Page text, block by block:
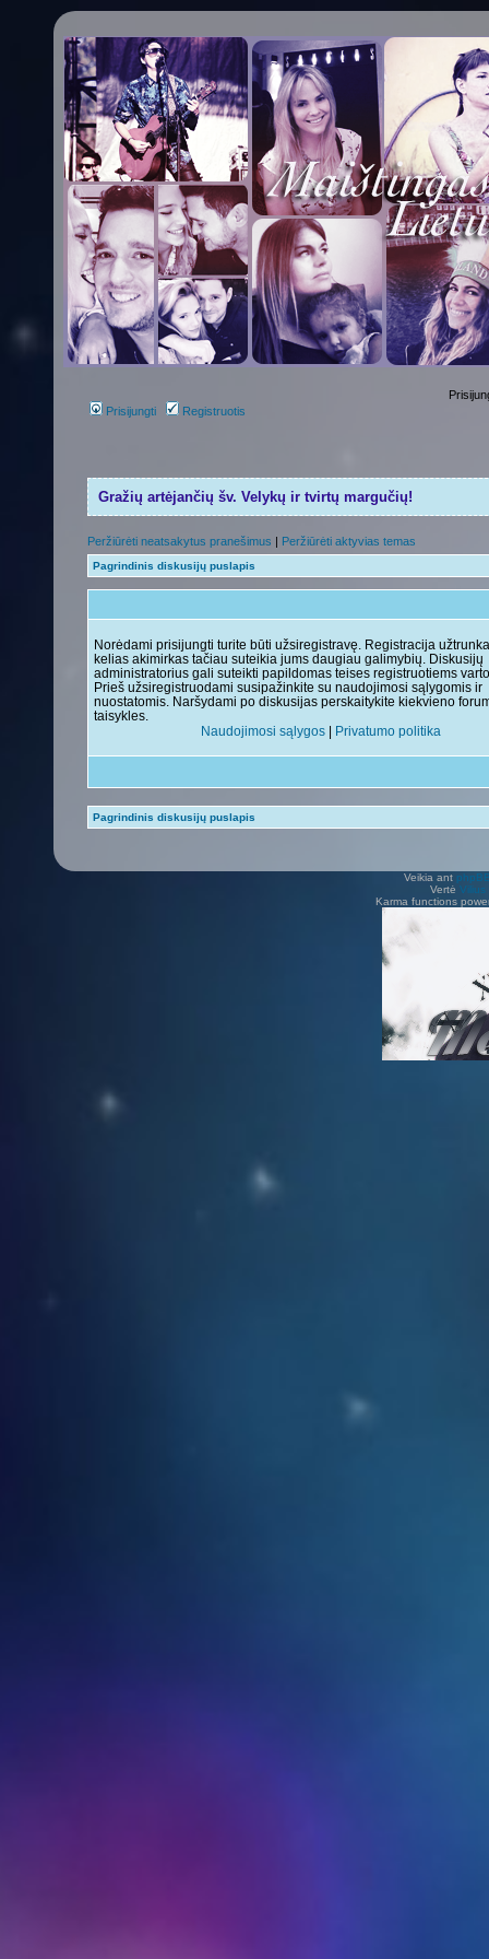
Prisijungti Registruotis
Gražių artėjančių šv. Velykų ir tvirtų margučių!
Peržiūrėti neatsakytus pranešimus | Peržiūrėti aktyvias temas
Pagrindinis diskusijų puslapis
Norėdami prisijungti turite būti užsiregistravę. Registracija
kelias akimirkas tačiau suteikia jums daugiau galimybių. Diskusijų
administratorius gali suteikti papildomas teises registruotiems
Prieš užsiregistruodami susipažinkite su naudojimosi sąlygomis ir
nuostatomis. Naršydami po diskusijas perskaitykite kiekvieno
taisykles.
Naudojimosi sąlygos | Privatumo politika
Pagrindinis diskusijų puslapis
Veikia ant
Vertė Vilius
Karma functions